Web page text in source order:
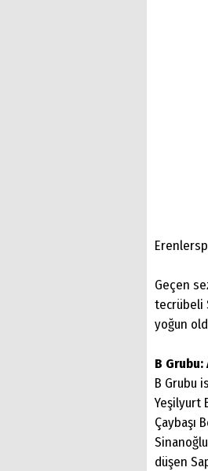
Geçen
tecrübeli
yoğun
B
B Grubu
Yeşilyurt
Çaybaşı
düşen